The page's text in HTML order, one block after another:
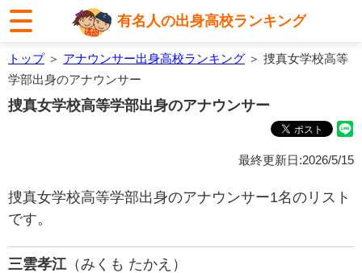
有名人の出身高校ランキング
トップ＞ アナウンサー出身高校ランキング ＞ 捜真女学校高等
学部出身のアナウンサー
捜真女学校高等学部出身のアナウンサー
最終更新日:2026/5/15
捜真女学校高等学部出身のアナウンサー1名のリスト
です。
三雲孝江（みくも たかえ）